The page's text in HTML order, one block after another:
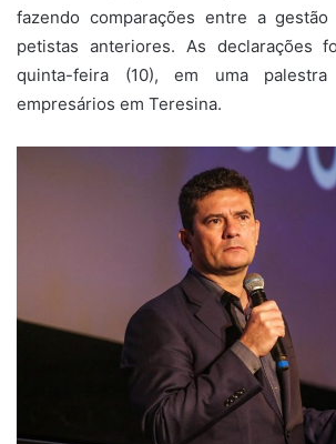
fazendo comparações entre a
petistas anteriores. As declarações
quinta-feira (10), em uma
empresários em Teresina.